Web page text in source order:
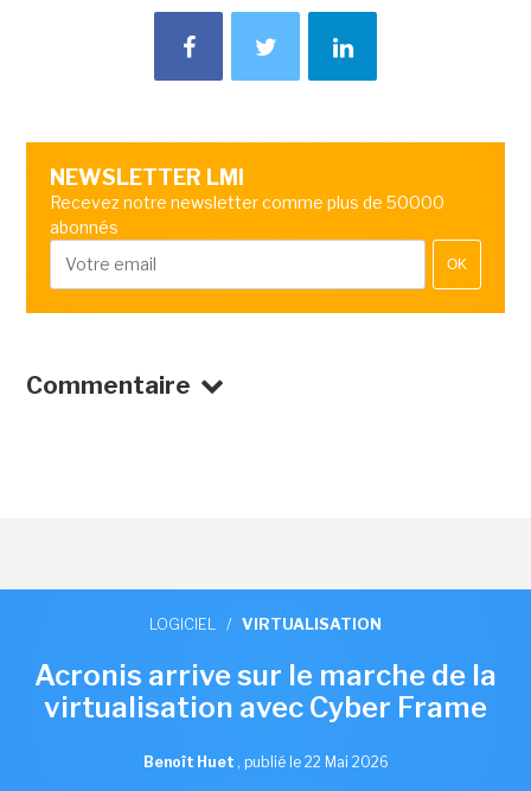
NEWSLETTER LMI
Recevez notre newsletter comme plus de 50000
abonnés
OK
Commentaire
LOGICIEL / VIRTUALISATION
Acronis arrive sur le marche de la
virtualisation avec Cyber Frame
Benoît Huet , publié le 22 Mai 2026